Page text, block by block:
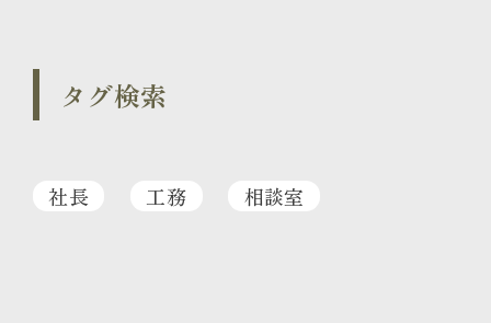
タグ検索
社長 工務 相談室